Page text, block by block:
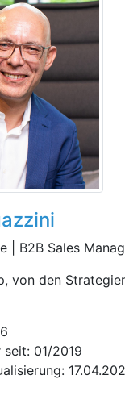
| B2B Sales
von den
01/2019